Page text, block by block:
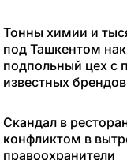
Тонны химии и
под Ташкентом
подпольный цех с
известных брендов
Скандал в
конфликтом в
правоохранители